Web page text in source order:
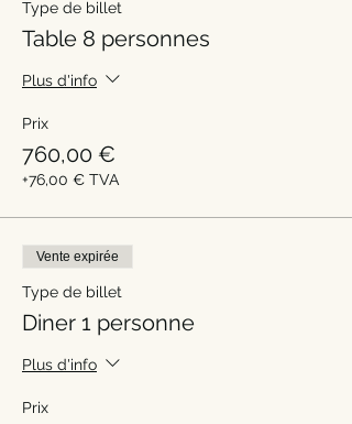
Type de billet
Table 8 personnes
Plus d'info
Prix
760,00 €
+76,00 € TVA
Vente expirée
Type de billet
Diner 1 personne
Plus d'info
Prix